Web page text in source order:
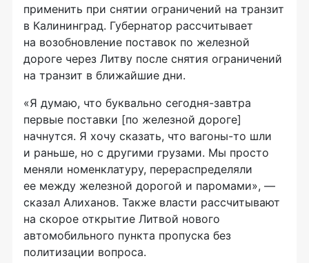
применить при снятии ограничений на транзит
в Калининград. Губернатор рассчитывает
на возобновление поставок по железной
дороге через Литву после снятия ограничений
на транзит в ближайшие дни.
«Я думаю, что буквально сегодня-завтра
первые поставки [по железной дороге]
начнутся. Я хочу сказать, что вагоны-то шли
и раньше, но с другими грузами. Мы просто
меняли номенклатуру, перераспределяли
ее между железной дорогой и паромами», —
сказал Алиханов. Также власти рассчитывают
на скорое открытие Литвой нового
автомобильного пункта пропуска без
политизации вопроса.